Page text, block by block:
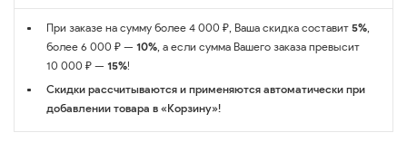
При заказе на сумму более 4 000 ₽, Ваша скидка составит 5%,
более 6 000 ₽ — 10%, а если сумма Вашего заказа превысит
10 000 ₽ — 15%!
Скидки рассчитываются и применяются автоматически при
добавлении товара в «Корзину»!